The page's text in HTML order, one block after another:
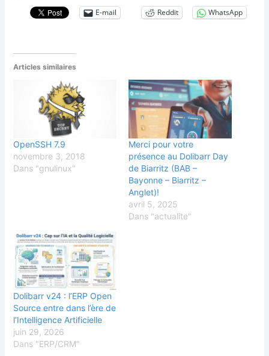
E-mail Reddit WhatsApp
Articles similaires
OpenSSH 7.9
novembre 3, 2018
Dans "gnulinux"
Merci pour votre
présence au Dolibarr Day
de Biarritz (BAB –
Bayonne – Biarritz –
Anglet)!
avril 5, 2025
Dans "actualite"
Dolibarr v24 : l’ERP Open
Source entre dans l’ère de
l’Intelligence Artificielle
juin 29, 2026
Dans "ERP/CRM"